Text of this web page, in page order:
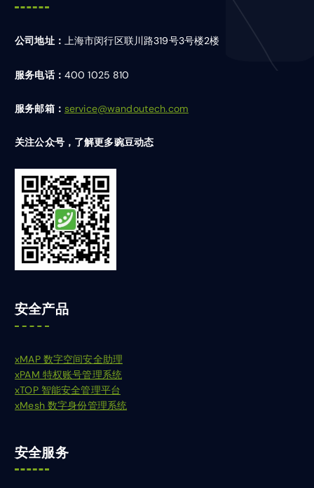
公司地址： 上海市闵行区联川路319号3号楼2楼
服务电话： 400 1025 810
服务邮箱： service@wandoutech.com
关注公众号，了解更多豌豆动态
安全产品
xMAP 数字空间安全助理
xPAM 特权账号管理系统
xTOP 智能安全管理平台
xMesh 数字身份管理系统
安全服务